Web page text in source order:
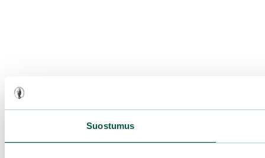
Suostumus